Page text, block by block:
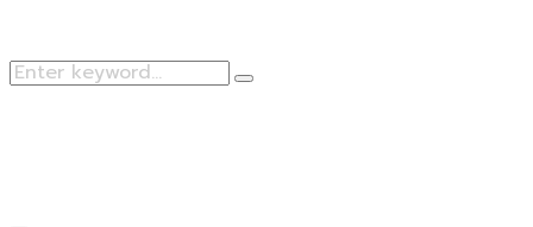
Search
Search